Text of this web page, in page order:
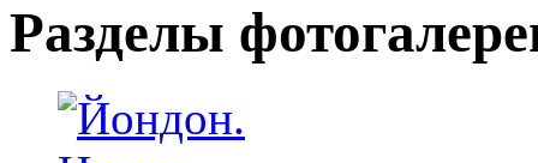
Разделы